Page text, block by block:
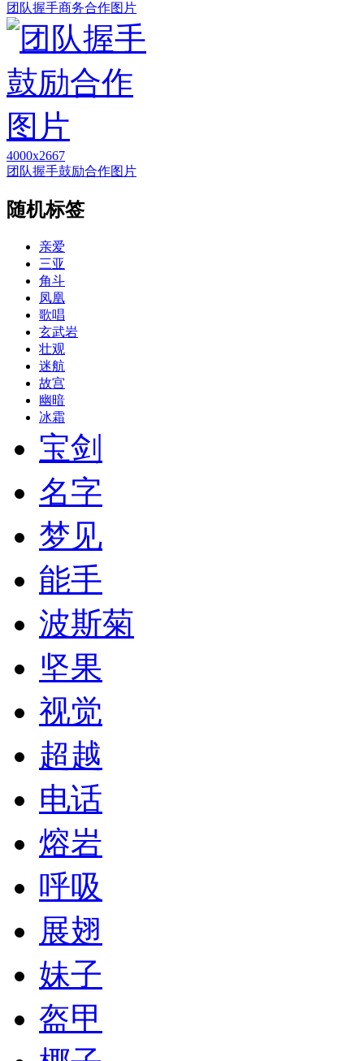
团队握手商务合作图片
4000x2667
团队握手鼓励合作图片
随机标签
亲爱
三亚
角斗
凤凰
歌唱
玄武岩
壮观
迷航
故宫
幽暗
冰霜
宝剑
名字
梦见
能手
波斯菊
坚果
视觉
超越
电话
熔岩
呼吸
展翅
妹子
盔甲